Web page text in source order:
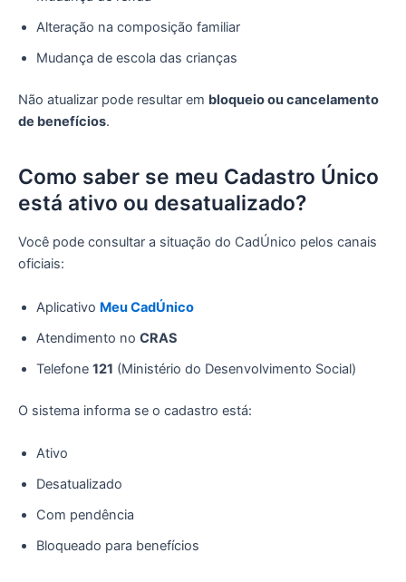
Alteração na composição familiar
Mudança de escola das crianças
Não atualizar pode resultar em bloqueio ou cancelamento
de benefícios.
Como saber se meu Cadastro Único
está ativo ou desatualizado?
Você pode consultar a situação do CadÚnico pelos canais
oficiais:
Aplicativo Meu CadÚnico
Atendimento no CRAS
Telefone 121 (Ministério do Desenvolvimento Social)
O sistema informa se o cadastro está:
Ativo
Desatualizado
Com pendência
Bloqueado para benefícios